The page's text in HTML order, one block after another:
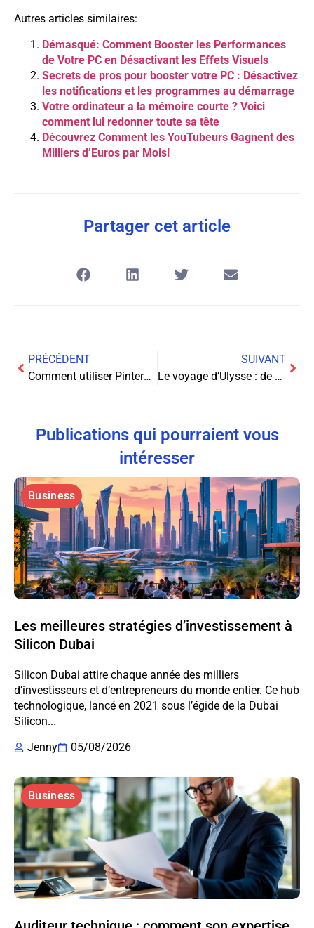
Autres articles similaires:
Démasqué: Comment Booster les Performances
de Votre PC en Désactivant les Effets Visuels
Secrets de pros pour booster votre PC : Désactivez
les notifications et les programmes au démarrage
Votre ordinateur a la mémoire courte ? Voici
comment lui redonner toute sa tête
Découvrez Comment les YouTubeurs Gagnent des
Milliers d’Euros par Mois!
Partager cet article
PRÉCÉDENT
Comment utiliser Pinterest pour générer des revenus: Les secrets révélés
SUIVANT
Le voyage d’Ulysse : de site en site, vers l’optimisation
Publications qui pourraient vous
intéresser
Business
Les meilleures stratégies d’investissement à
Silicon Dubai
Silicon Dubai attire chaque année des milliers
d’investisseurs et d’entrepreneurs du monde entier. Ce hub
technologique, lancé en 2021 sous l’égide de la Dubai
Silicon...
Jenny
05/08/2026
Business